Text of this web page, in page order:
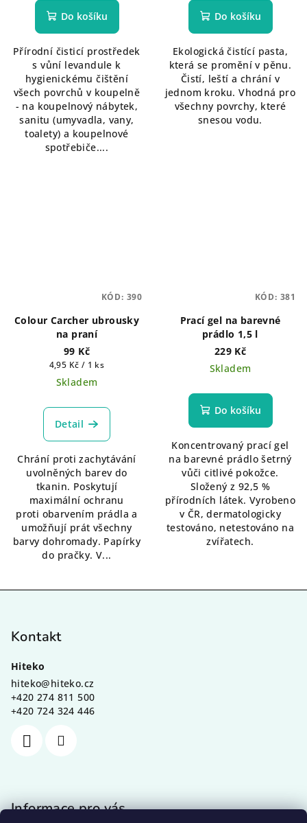
Do košíku
Přírodní čisticí prostředek
s vůní levandule k
hygienickému čištění
všech povrchů v koupelně
- na koupelnový nábytek,
sanitu (umyvadla, vany,
toalety) a koupelnové
spotřebiče....
Do košíku
Ekologická čistící pasta,
která se promění v pěnu.
Čistí, leští a chrání v
jednom kroku. Vhodná pro
všechny povrchy, které
snesou vodu.
Colour Carcher ubrousky
na praní
99 Kč
Měrná
cena:
4,95 Kč / 1 ks
Skladem
Detail
Chrání proti zachytávání
uvolněných barev do
tkanin. Poskytují
maximální ochranu
proti obarvením prádla a
umožňují prát všechny
barvy dohromady. Papírky
do pračky. V...
KÓD: 390
Prací gel na barevné
prádlo 1,5 l
229 Kč
Skladem
Do košíku
Koncentrovaný prací gel
na barevné prádlo šetrný
vůči citlivé pokožce.
Složený z 92,5 %
přírodních látek. Vyrobeno
v ČR, dermatologicky
testováno, netestováno na
zvířatech.
KÓD: 381
Kontakt
Hiteko
hiteko@hiteko.cz
+420 274 811 500
+420 724 324 446
Informace pro vás